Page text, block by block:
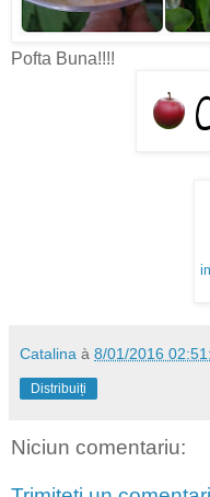
Pofta Buna!!!!
Catalina à 8/01/2016
Distribuiți
Niciun comentariu: